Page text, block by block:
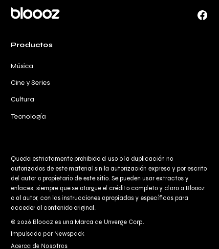
Productos
Música
Cine y Series
Cultura
Tecnología
Queda estrictamente prohibido el uso o la duplicación no
autorizados de este material sin la autorización expresa y por escrito
del autor o propietario de este sitio. Se pueden usar extractos y
enlaces, siempre que se otorgue el crédito completo y claro aBloooz
o al autor, con las instrucciones apropiadas y específicas para
acceder al contenido original.
© 2026 Bloooz es una Marca de Unverge Corp.
Impulsado por Newspack
Acerca de Nosotros